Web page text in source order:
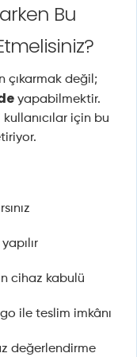
Bu
çıkarmak değil;
yapabilmektir.
için bu
cihaz kabulü
ile teslim imkânı
değerlendirme